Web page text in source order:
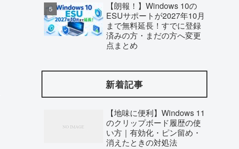
【朗報！】Windows 10の
ESUサポートが2027年10月
まで無料延長！すでに登録
済みの方・まだの方へ変更
点まとめ
新着記事
【地味に便利】Windows 11
のクリップボード履歴の使
い方｜有効化・ピン留め・
消えたときの対処法